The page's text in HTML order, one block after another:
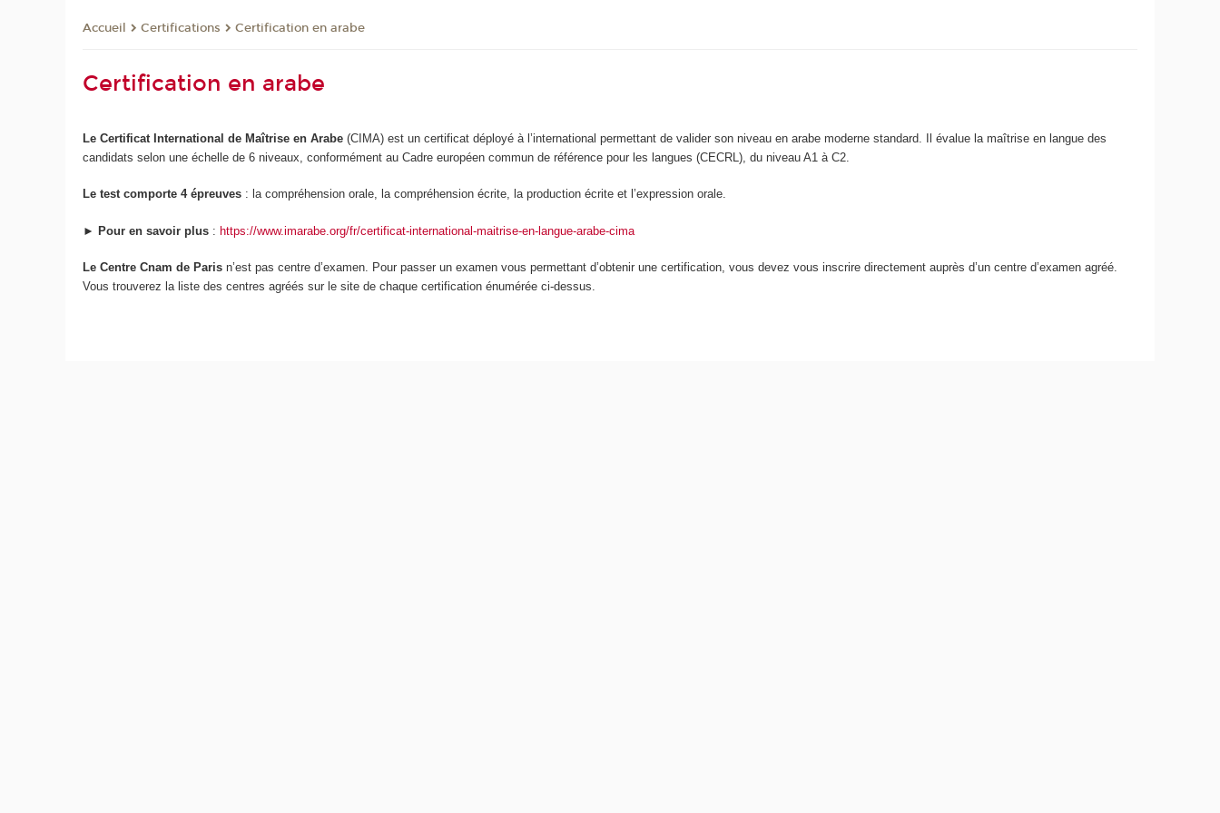
Accueil Certifications Certification en arabe
Certification en arabe
Le Certificat International de Maîtrise en Arabe (CIMA) est un certificat déployé à l’international permettant de valider son niveau en arabe moderne standard. Il évalue la maîtrise en langue des
candidats selon une échelle de 6 niveaux, conformément au Cadre européen commun de référence pour les langues (CECRL), du niveau A1 à C2.
Le test comporte 4 épreuves : la compréhension orale, la compréhension écrite, la production écrite et l’expression orale.
►Pour en savoir plus :https://www.imarabe.org/fr/certificat-international-maitrise-en-langue-arabe-cima
Le Centre Cnam de Paris n’est pas centre d’examen. Pour passer un examen vous permettant d’obtenir une certification, vous devez vous inscrire directement auprès d’un centre d’examen agréé.
Vous trouverez la liste des centres agréés sur le site de chaque certification énumérée ci-dessus.